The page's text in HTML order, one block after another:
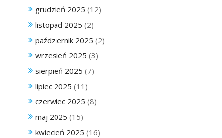
grudzień 2025 (12)
listopad 2025 (2)
październik 2025 (2)
wrzesień 2025 (3)
sierpień 2025 (7)
lipiec 2025 (11)
czerwiec 2025 (8)
maj 2025 (15)
kwiecień 2025 (16)